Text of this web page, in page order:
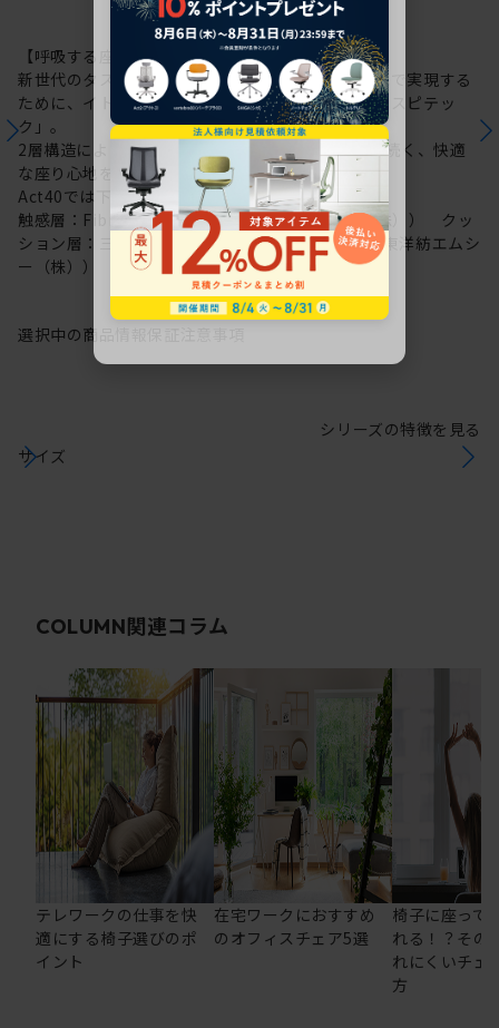
【呼吸する座面：レスピテック】
新世代のタスクチェアに求められる性能を高い次元で実現する
ために、イトーキが新たに開発した高機能素材「レスピテッ
ク」。
2層構造により“呼吸する座面”を可能にし、ずっと続く、快適
な座り心地を実現しました。
Act40では下記素材を採用しています。
触感層：Fibre cushion VL（帝人フロンティア（株）） クッ
ション層：三次元網状繊維構造体ブレスエアー®（東洋紡エムシ
ー（株））
選択中の商品情報
サイズ
シリーズの特徴を見る
COLUMN関連コラム
テレワークの仕事を快
適にする椅子選びのポ
イント
在宅ワークにおすすめ
のオフィスチェア5選
椅子に座って
れる！？その
れにくいチェ
方